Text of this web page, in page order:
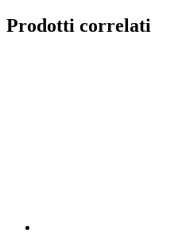
Prodotti correlati